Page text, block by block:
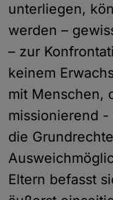
unterliegen,
werden –
– zur
keinem
mit Menschen,
missionierend -
die
Eltern befasst